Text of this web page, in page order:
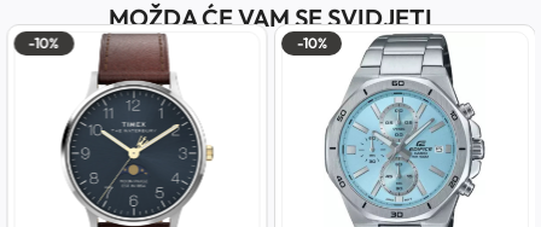
MOŽDA ĆE VAM SE SVIDJETI
-10% -10%